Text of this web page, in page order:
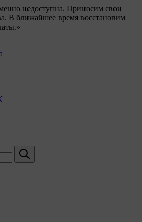
недоступна. Приносим свои
В ближайшее время восстановим